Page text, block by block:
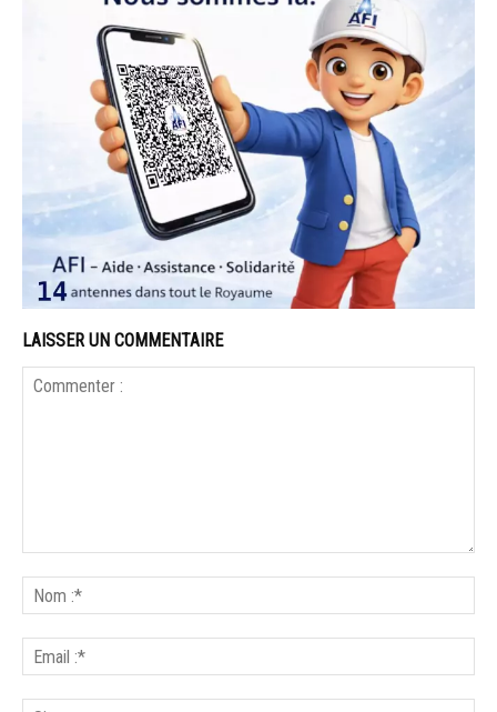
LAISSER UN COMMENTAIRE